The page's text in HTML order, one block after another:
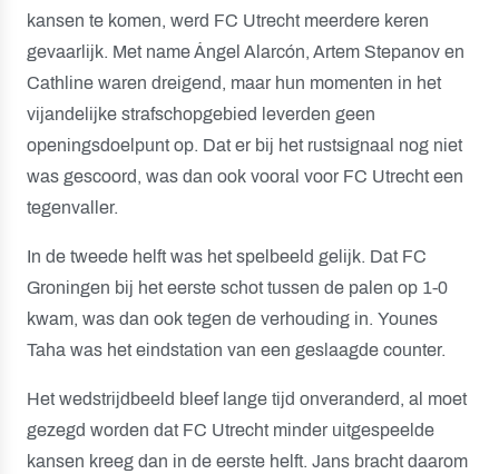
kansen te komen, werd FC Utrecht meerdere keren
gevaarlijk. Met name Ángel Alarcón, Artem Stepanov en
Cathline waren dreigend, maar hun momenten in het
vijandelijke strafschopgebied leverden geen
openingsdoelpunt op. Dat er bij het rustsignaal nog niet
was gescoord, was dan ook vooral voor FC Utrecht een
tegenvaller.
In de tweede helft was het spelbeeld gelijk. Dat FC
Groningen bij het eerste schot tussen de palen op 1-0
kwam, was dan ook tegen de verhouding in. Younes
Taha was het eindstation van een geslaagde counter.
Het wedstrijdbeeld bleef lange tijd onveranderd, al moet
gezegd worden dat FC Utrecht minder uitgespeelde
kansen kreeg dan in de eerste helft. Jans bracht daarom